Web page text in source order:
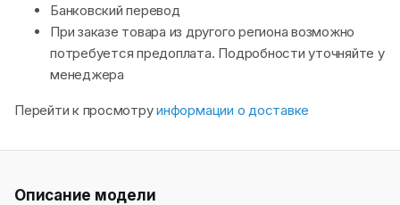
Банковский перевод
При заказе товара из другого региона возможно
потребуется предоплата. Подробности уточняйте у
менеджера
Перейти к просмотруинформации о доставке
Описание модели